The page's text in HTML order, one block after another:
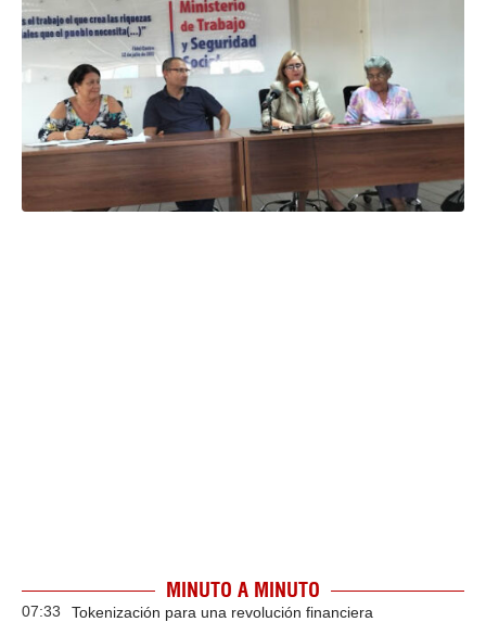
MINUTO A MINUTO
07:33 Tokenización para una revolución financiera